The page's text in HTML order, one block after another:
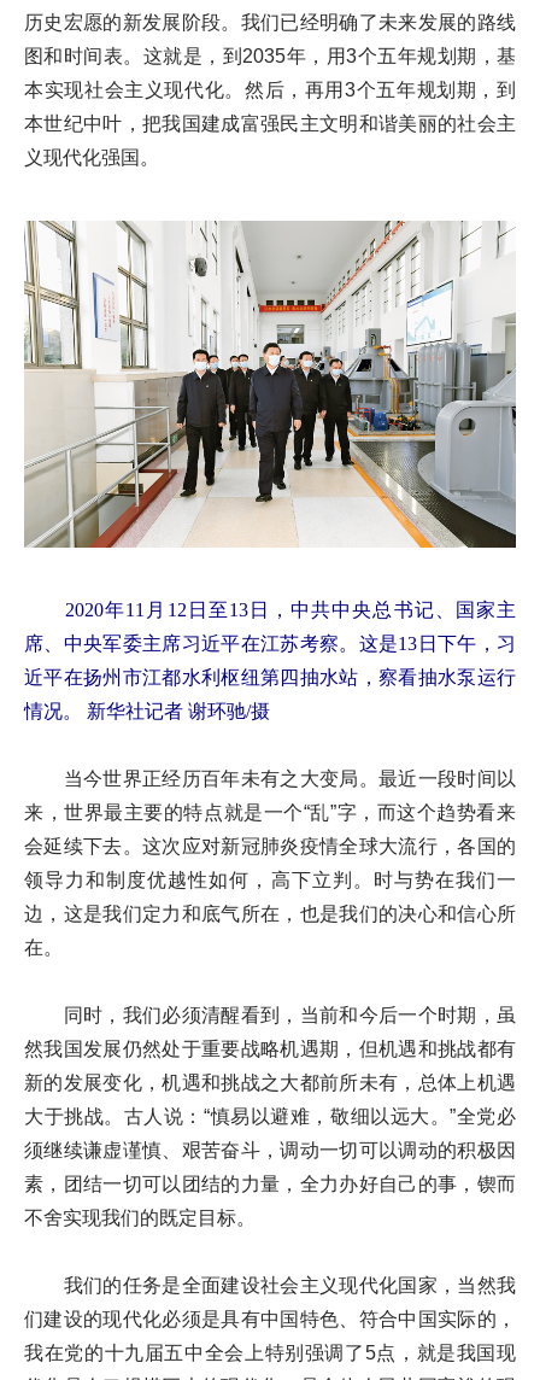
历史宏愿的新发展阶段。我们已经明确了未来发展的路线
图和时间表。这就是，到2035年，用3个五年规划期，基
本实现社会主义现代化。然后，再用3个五年规划期，到
本世纪中叶，把我国建成富强民主文明和谐美丽的社会主
义现代化强国。
2020年11月12日至13日，中共中央总书记、国家主
席、中央军委主席习近平在江苏考察。这是13日下午，习
近平在扬州市江都水利枢纽第四抽水站，察看抽水泵运行
情况。 新华社记者 谢环驰/摄
当今世界正经历百年未有之大变局。最近一段时间以
来，世界最主要的特点就是一个“乱”字，而这个趋势看来
会延续下去。这次应对新冠肺炎疫情全球大流行，各国的
领导力和制度优越性如何，高下立判。时与势在我们一
边，这是我们定力和底气所在，也是我们的决心和信心所
在。
同时，我们必须清醒看到，当前和今后一个时期，虽
然我国发展仍然处于重要战略机遇期，但机遇和挑战都有
新的发展变化，机遇和挑战之大都前所未有，总体上机遇
大于挑战。古人说：“慎易以避难，敬细以远大。”全党必
须继续谦虚谨慎、艰苦奋斗，调动一切可以调动的积极因
素，团结一切可以团结的力量，全力办好自己的事，锲而
不舍实现我们的既定目标。
我们的任务是全面建设社会主义现代化国家，当然我
们建设的现代化必须是具有中国特色、符合中国实际的，
我在党的十九届五中全会上特别强调了5点，就是我国现